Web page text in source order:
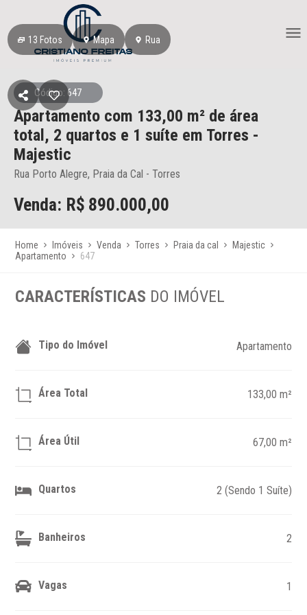
13 Fotos Mapa Rua
Código: 647
Apartamento com 133,00 m² de área
total, 2 quartos e 1 suíte em Torres -
Majestic
Rua Porto Alegre, Praia da Cal - Torres
Venda: R$ 890.000,00
Home Imóveis Venda Torres Praia da cal
Majestic
Apartamento
647
CARACTERÍSTICAS DO IMÓVEL
Tipo do Imóvel Apartamento
Área Total 133,00 m²
Área Útil 67,00 m²
Quartos 2 (Sendo 1 Suíte)
Banheiros 2
Vagas 1